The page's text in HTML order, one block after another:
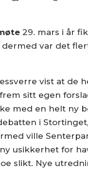
29. mars i år
var det
vist at de
sitt egen
med en helt ny
i
ville
usikkerhet for
slikt. Nye